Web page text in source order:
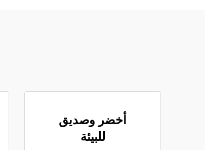
أخضر وصديق
للبيئة